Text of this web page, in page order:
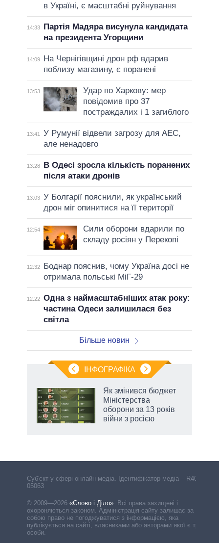
в Україні, є масштабні руйнування
14:33
Партія Мадяра висунула кандидата
на президента Угорщини
14:09
На Чернігівщині дрон рф вдарив
поблизу магазину, є поранені
13:53
Удар по Харкову: мер
повідомив про 37
постраждалих і 1 загиблого
13:41
У Румунії відвели загрозу для АЕС,
але ненадовго
13:28
В Одесі зросла кількість поранених
після атаки дронів
13:03 У Болгарії пояснили, як український
дрон міг опинитися на її території
12:54
Сили оборони вдарили по
складу росіян у Перекопі
12:32
Боднар пояснив, чому Україна досі не
отримала польські МіГ-29
12:22 Одна з наймасштабніших атак року:
частина Одеси залишилася без
світла
Більше новин
ІНФОГРАФІКА
Як змінився бюджет
Міністерства
оборони за 13 років
війни з росією
Cуб'єкт у сфері онлайн-медіа. Ідентифікатор медіа – R40-
05063
© 2009—2026 «Слово і Діло» Всі права захищені і
охороняються законом. Адміністрація сайту залишає за
собою право не погоджуватися з інформацією, яка
публікується на сайті, власниками або авторами якої є треті
особи.